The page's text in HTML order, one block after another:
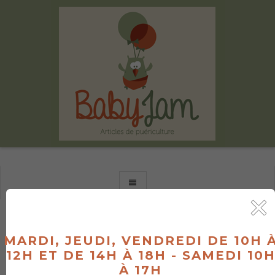
VOTRE MAGASIN DE
PUERICULTURE À JAMOIGNE
MARDI, JEUDI, VENDREDI DE 10H
12H ET DE 14H À 18H - SAMEDI 10H
À 17H